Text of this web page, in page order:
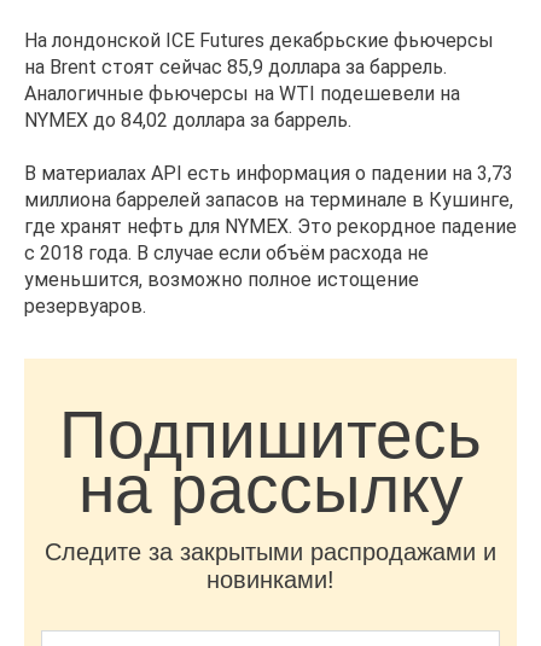
На лондонской ICE Futures декабрьские фьючерсы
на Brent стоят сейчас 85,9 доллара за баррель.
Аналогичные фьючерсы на WTI подешевели на
NYMEX до 84,02 доллара за баррель.
В материалах API есть информация о падении на 3,73
миллиона баррелей запасов на терминале в Кушинге,
где хранят нефть для NYMEX. Это рекордное падение
с 2018 года. В случае если объём расхода не
уменьшится, возможно полное истощение
резервуаров.
Подпишитесь
на рассылку
Следите за закрытыми распродажами и
новинками!